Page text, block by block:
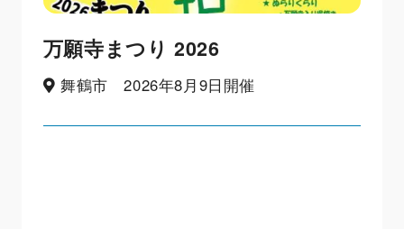
万願寺まつり 2026
舞鶴市 2026年8月9日開催